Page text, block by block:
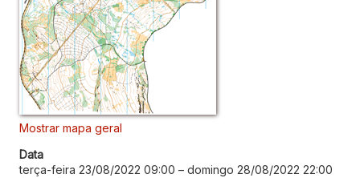
Mostrar mapa geral
Data
terça-feira 23/08/2022 09:00 – domingo 28/08/2022 22:00